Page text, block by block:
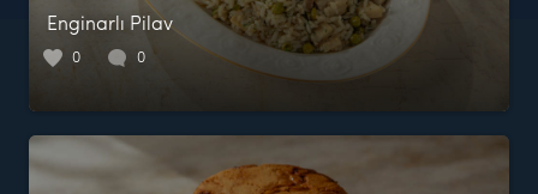
Enginarlı Pilav
0 0